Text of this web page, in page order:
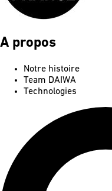
A propos
Notre histoire
Team DAIWA
Technologies